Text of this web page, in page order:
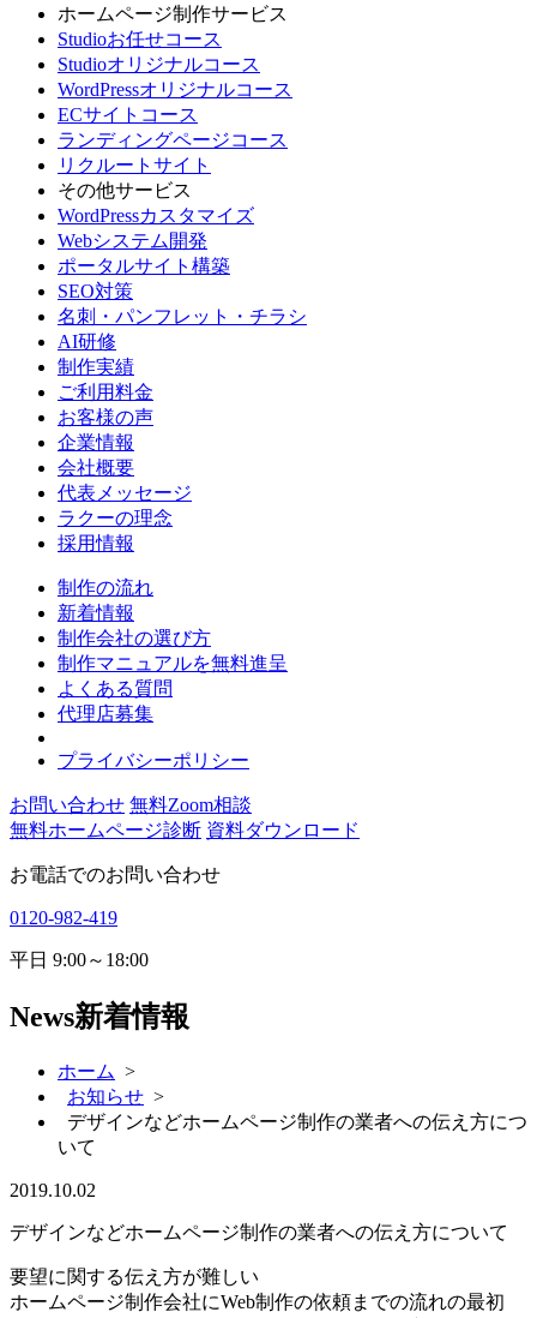
ホームページ制作サービス
Studioお任せコース
Studioオリジナルコース
WordPressオリジナルコース
ECサイトコース
ランディングページコース
リクルートサイト
その他サービス
WordPressカスタマイズ
Webシステム開発
ポータルサイト構築
SEO対策
名刺・パンフレット・チラシ
AI研修
制作実績
ご利用料金
お客様の声
企業情報
会社概要
代表メッセージ
ラクーの理念
採用情報
制作の流れ
新着情報
制作会社の選び方
制作マニュアルを無料進呈
よくある質問
代理店募集
プライバシーポリシー
お問い合わせ 無料Zoom相談
無料ホームページ診断 資料ダウンロード
お電話でのお問い合わせ
0120-982-419
平日 9:00～18:00
News新着情報
ホーム >
お知らせ >
デザインなどホームページ制作の業者への伝え方につ
いて
2019.10.02
デザインなどホームページ制作の業者への伝え方について
要望に関する伝え方が難しい
ホームページ制作会社にWeb制作の依頼までの流れの最初